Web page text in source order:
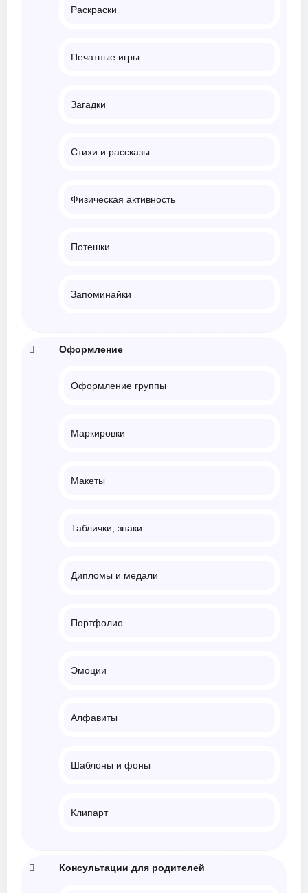
Раскраски
Печатные игры
Загадки
Стихи и рассказы
Физическая активность
Потешки
Запоминайки
Оформление
Оформление группы
Маркировки
Макеты
Таблички, знаки
Дипломы и медали
Портфолио
Эмоции
Алфавиты
Шаблоны и фоны
Клипарт
Консультации для родителей